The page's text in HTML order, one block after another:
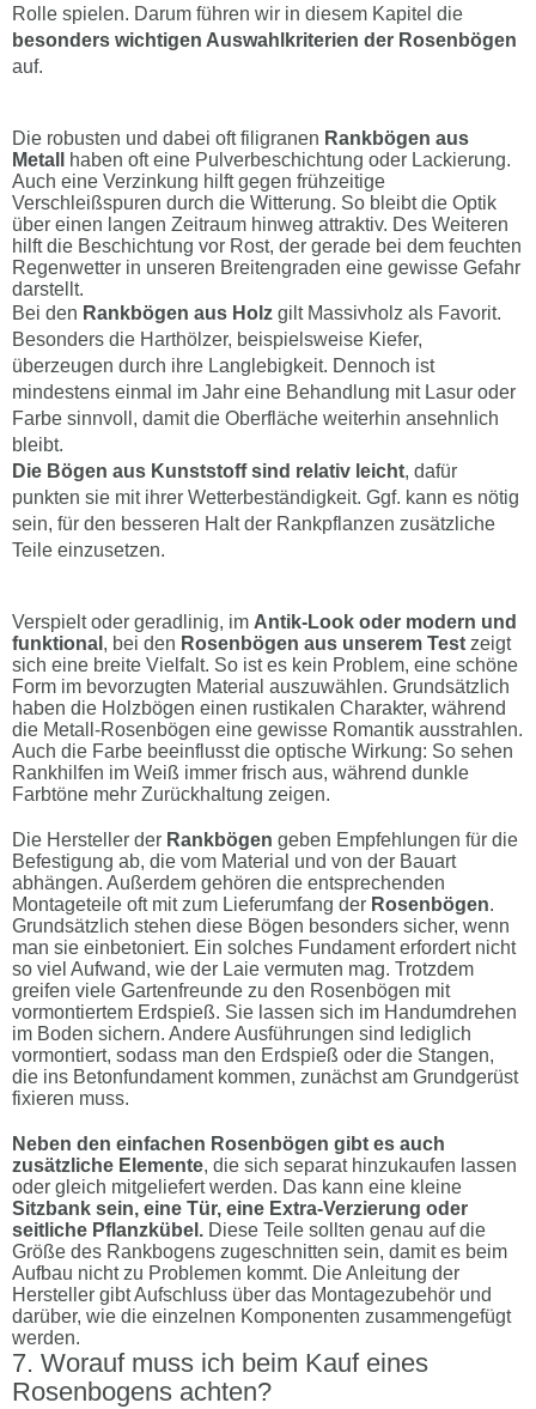
Rolle spielen. Darum führen wir in diesem Kapitel die
besonders wichtigen Auswahlkriterien der Rosenbögen
auf.
Die robusten und dabei oft filigranen Rankbögen aus
Metall
haben oft eine Pulverbeschichtung oder Lackierung.
Auch eine Verzinkung hilft gegen frühzeitige
Verschleißspuren durch die Witterung. So bleibt die Optik
über einen langen Zeitraum hinweg attraktiv. Des Weiteren
hilft die Beschichtung vor Rost, der gerade bei dem feuchten
Regenwetter in unseren Breitengraden eine gewisse Gefahr
darstellt.
Bei den Rankbögen aus Holz gilt Massivholz als Favorit.
Besonders die Harthölzer, beispielsweise Kiefer,
überzeugen durch ihre Langlebigkeit. Dennoch ist
mindestens einmal im Jahr eine Behandlung mit Lasur oder
Farbe sinnvoll, damit die Oberfläche weiterhin ansehnlich
bleibt.
Die Bögen aus Kunststoff sind relativ leicht, dafür
punkten sie mit ihrer Wetterbeständigkeit. Ggf. kann es nötig
sein, für den besseren Halt der Rankpflanzen zusätzliche
Teile einzusetzen.
Verspielt oder geradlinig, im Antik-Look oder modern und
funktional , bei den Rosenbögen aus unserem Test zeigt
sich eine breite Vielfalt. So ist es kein Problem, eine schöne
Form im bevorzugten Material auszuwählen. Grundsätzlich
haben die Holzbögen einen rustikalen Charakter, während
die Metall-Rosenbögen eine gewisse Romantik ausstrahlen.
Auch die Farbe beeinflusst die optische Wirkung: So sehen
Rankhilfen im Weiß immer frisch aus, während dunkle
Farbtöne mehr Zurückhaltung zeigen.
Die Hersteller der Rankbögen geben Empfehlungen für die
Befestigung ab, die vom Material und von der Bauart
abhängen. Außerdem gehören die entsprechenden
Montageteile oft mit zum Lieferumfang der Rosenbögen.
Grundsätzlich stehen diese Bögen besonders sicher, wenn
man sie einbetoniert. Ein solches Fundament erfordert nicht
so viel Aufwand, wie der Laie vermuten mag. Trotzdem
greifen viele Gartenfreunde zu den Rosenbögen mit
vormontiertem Erdspieß. Sie lassen sich im Handumdrehen
im Boden sichern. Andere Ausführungen sind lediglich
vormontiert, sodass man den Erdspieß oder die Stangen,
die ins Betonfundament kommen, zunächst am Grundgerüst
fixieren muss.
Neben den einfachen Rosenbögen gibt es auch
zusätzliche Elemente, die sich separat hinzukaufen lassen
oder gleich mitgeliefert werden. Das kann eine kleine
Sitzbank sein, eine Tür, eine Extra-Verzierung oder
seitliche Pflanzkübel. Diese Teile sollten genau auf die
Größe des Rankbogens zugeschnitten sein, damit es beim
Aufbau nicht zu Problemen kommt. Die Anleitung der
Hersteller gibt Aufschluss über das Montagezubehör und
darüber, wie die einzelnen Komponenten zusammengefügt
werden.
Worauf muss ich beim Kauf eines
Rosenbogens achten?